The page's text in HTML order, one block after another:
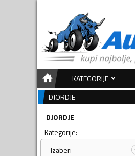
KATEGORIJE
DJORDJE
DJORDJE
Kategorije:
Izaberi